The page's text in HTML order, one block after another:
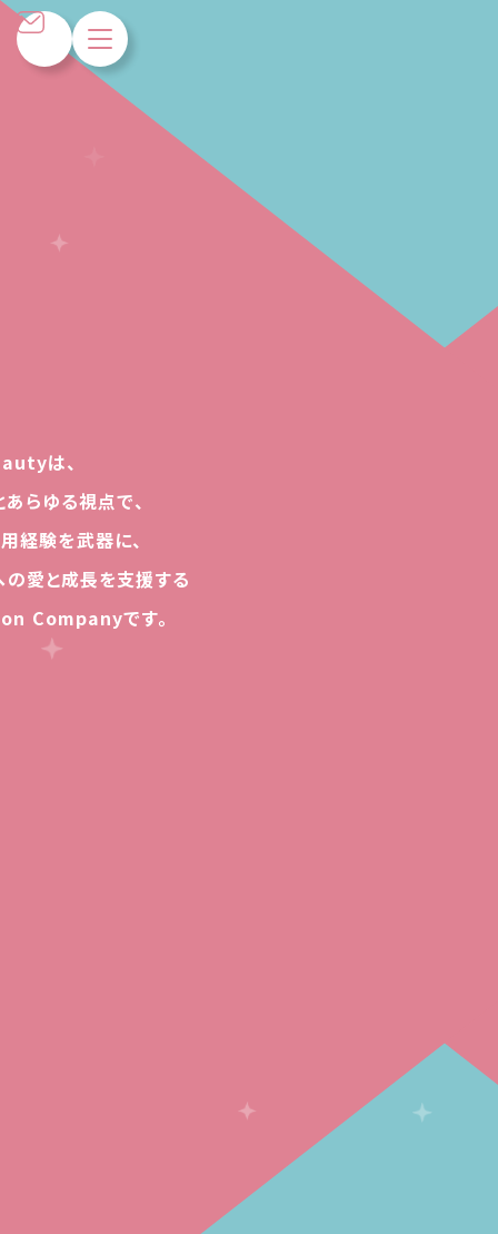
autyは、
あらゆる視点で、
用経験を武器に、
の愛と成長を支援する
on Companyです。